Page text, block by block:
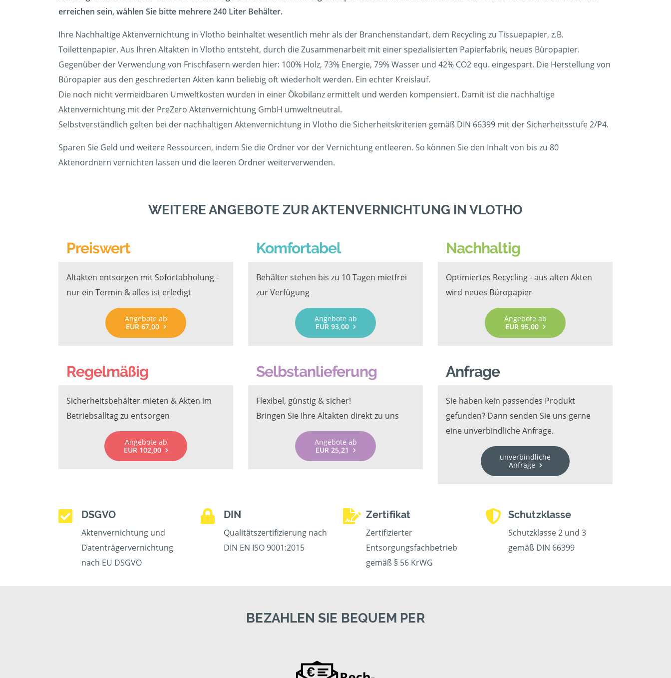
erreichen sein, wählen Sie bitte mehrere 240 Liter Behälter.
Ihre Nachhaltige Aktenvernichtung in Vlotho beinhaltet wesentlich mehr als der Branchenstandart, dem Recycling zu Tissuepapier, z.B.
Toilettenpapier. Aus Ihren Altakten in Vlotho entsteht, durch die Zusammenarbeit mit einer spezialisierten Papierfabrik, neues Büropapier.
Gegenüber der Verwendung von Frischfasern werden hier: 100% Holz, 73% Energie, 79% Wasser und 42% CO2 equ. eingespart. Die Herstellung von
Büropapier aus den geschrederten Akten kann beliebig oft wiederholt werden. Ein echter Kreislauf.
Die noch nicht vermeidbaren Umweltkosten wurden in einer Ökobilanz ermittelt und werden kompensiert. Damit ist die nachhaltige
Aktenvernichtung mit der PreZero Aktenvernichtung GmbH umweltneutral.
Selbstverständlich gelten bei der nachhaltigen Aktenvernichtung in Vlotho die Sicherheitskriterien gemäß DIN 66399 mit der Sicherheitsstufe 2/P4.
Sparen Sie Geld und weitere Ressourcen, indem Sie die Ordner vor der Vernichtung entleeren. So können Sie den Inhalt von bis zu 80
Aktenordnern vernichten lassen und die leeren Ordner weiterverwenden.
WEITERE ANGEBOTE ZUR AKTENVERNICHTUNG IN VLOTHO
Preiswert
Altakten entsorgen mit Sofortabholung -
nur ein Termin & alles ist erledigt
Angebote ab
EUR 67,00
Komfortabel
Behälter stehen bis zu 10 Tagen mietfrei
zur Verfügung
Angebote ab
EUR 93,00
Nachhaltig
Optimiertes Recycling - aus alten Akten
wird neues Büropapier
Angebote ab
EUR 95,00
Regelmäßig
Sicherheitsbehälter mieten & Akten im
Betriebsalltag zu entsorgen
Angebote ab
EUR 102,00
Selbstanlieferung
Flexibel, günstig & sicher!
Bringen Sie Ihre Altakten direkt zu uns
Angebote ab
EUR 25,21
Anfrage
Sie haben kein passendes Produkt
gefunden? Dann senden Sie uns gerne
eine unverbindliche Anfrage.
unverbindliche
Anfrage
DSGVO
Aktenvernichtung und
Datenträgervernichtung
nach EU DSGVO
DIN
Qualitätszertifizierung nach
DIN EN ISO 9001:2015
Zertifikat
Zertifizierter
Entsorgungsfachbetrieb
gemäß § 56 KrWG
Schutzklasse
Schutzklasse 2 und 3
gemäß DIN 66399
BEZAHLEN SIE BEQUEM PER